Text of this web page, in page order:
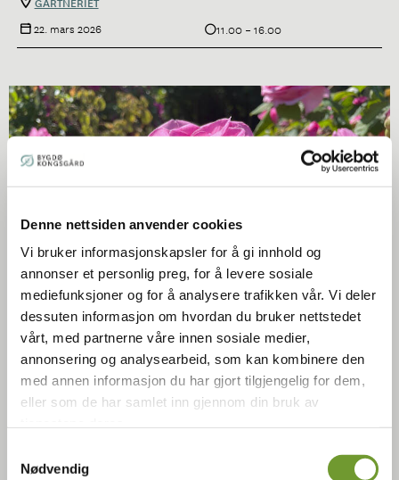
Denne nettsiden anvender cookies
Vi bruker informasjonskapsler for å gi innhold og
annonser et personlig preg, for å levere sosiale
mediefunksjoner og for å analysere trafikken vår. Vi deler
dessuten informasjon om hvordan du bruker nettstedet
vårt, med partnerne våre innen sosiale medier,
annonsering og analysearbeid, som kan kombinere den
med annen informasjon du har gjort tilgjengelig for dem,
eller som de har samlet inn gjennom din bruk av
Nødvendig
22. mars 2026
11.00 – 16.00
Kathrine Elise Harnes
Vi lærer om hvordan beskjære og hva man skal tenke på når